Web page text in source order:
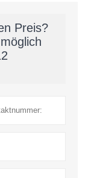
Preis?